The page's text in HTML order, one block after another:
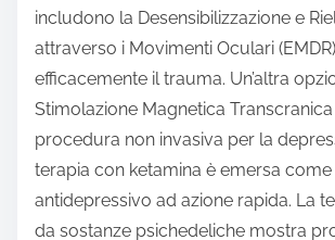
includono la Desensibilizzazione e
attraverso i Movimenti Oculari
efficacemente il trauma. Un’altra
Stimolazione Magnetica Transcranica
procedura non invasiva per la
terapia con ketamina è emersa
antidepressivo ad azione rapida. La
da sostanze psichedeliche mostra